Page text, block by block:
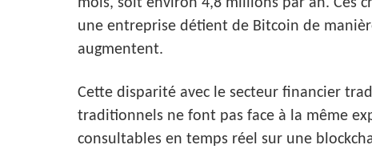
mois, soit environ 4,8 millions par an. Ces
une entreprise détient de Bitcoin de
augmentent.
Cette disparité avec le secteur financier
traditionnels ne font pas face à la même
consultables en temps réel sur une